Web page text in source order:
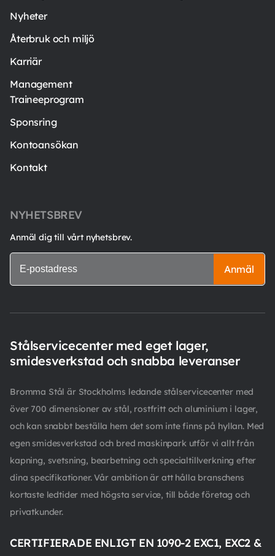
Nyheter
Återbruk och miljö
Karriär
Management
Traineeprogram
Sponsring
Kontoansökan
Kontakt
NYHETSBREV
Anmäl dig till vårt nyhetsbrev.
Anmäl
Stålservicecenter med eget lager,
smidesverkstad och snabba leveranser
Bromma Stål är Stockholms ledande stålservicecenter med
över 700 dimensioner av stål, rostfritt och aluminium i lager,
och kan snabbt beställa hem det som inte finns på hyllan. Med
egen smidesverkstad och bred maskinpark utför vi allt från
kapning, svetsning, bearbetning och specialtillverkning efter
dina specifikationer. Vår ambition är att hålla branschens
kortaste ledtider med högsta service, till både företag och
privatkunder.
CERTIFIERADE ENLIGT EN 1090-2 EXC1, EXC2 &